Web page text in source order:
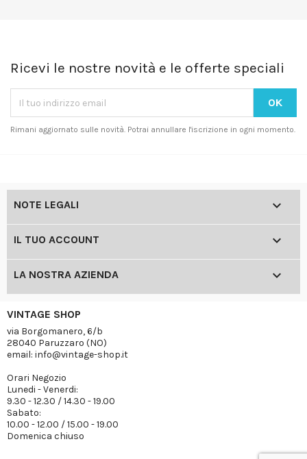
Ricevi le nostre novità e le offerte speciali
Rimani aggiornato sulle novità. Potrai annullare l'iscrizione in ogni momento.
NOTE LEGALI 
IL TUO ACCOUNT 
LA NOSTRA AZIENDA 
VINTAGE SHOP
via Borgomanero, 6/b
28040 Paruzzaro (NO)
email: info@vintage-shop.it
Orari Negozio
Lunedi - Venerdi:
9.30 - 12.30 / 14.30 - 19.00
Sabato:
10.00 - 12.00 / 15.00 - 19.00
Domenica chiuso